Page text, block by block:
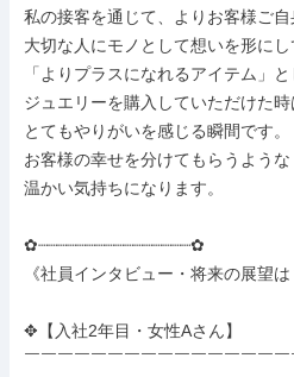
私の接客を通じて、よりお客様ご自
大切な人にモノとして想いを形にし
「よりプラスになれるアイテム」と
ジュエリーを購入していただけた時
とてもやりがいを感じる瞬間です。
お客様の幸せを分けてもらうような
温かい気持ちになります。
✿┈┈┈┈┈┈┈┈┈┈┈┈┈┈┈┈✿
《社員インタビュー・将来の展望は
✥【入社2年目・女性Aさん】
￣￣￣￣￣￣￣￣￣￣￣￣￣￣￣￣